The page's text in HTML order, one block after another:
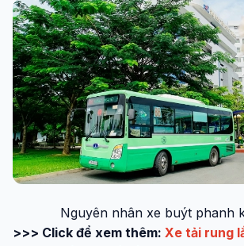
Nguyên nhân xe buýt phanh
>>> Click để xem thêm: Xe tải rung